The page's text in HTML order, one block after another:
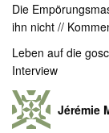
Die
ihn nicht //
Leben auf die
Interview
Jérémie